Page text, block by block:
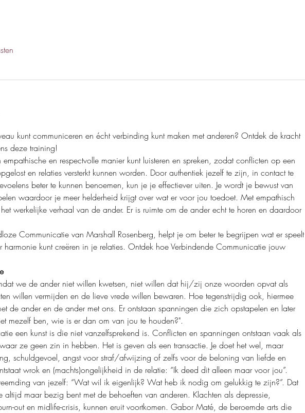
kunt communiceren en écht verbinding kunt maken met anderen? Ontdek de kracht
deze training!
en respectvolle manier kunt luisteren en spreken, zodat conflicten op een
en relaties versterkt kunnen worden. Door authentiek jezelf te zijn, in contact te
beter te kunnen benoemen, kun je je effectiever uiten. Je wordt je bewust van
waardoor je meer helderheid krijgt over wat er voor jou toedoet. Met empathisch
werkelijke verhaal van de ander. Er is ruimte om de ander echt te horen en daardoor
Communicatie van Marshall Rosenberg, helpt je om beter te begrijpen wat er speelt
kunt creëren in je relaties. Ontdek hoe Verbindende Communicatie jouw
we de ander niet willen kwetsen, niet willen dat hij/zij onze woorden opvat als
willen vermijden en de lieve vrede willen bewaren. Hoe tegenstrijdig ook, hiermee
de ander en de ander met ons. Er ontstaan spanningen die zich opstapelen en later
mezelf ben, wie is er dan om van jou te houden?".
een kunst is die niet vanzelfsprekend is. Conflicten en spanningen ontstaan vaak als
ze geen zin in hebben. Het is geven als een transactie. Je doet het wel, maar
schuldgevoel, angst voor straf/afwijzing of zelfs voor de beloning van liefde en
wrok en (machts)ongelijkheid in de relatie: “Ik deed dit alleen maar voor jou”.
van jezelf: “Wat wil ik eigenlijk? Wat heb ik nodig om gelukkig te zijn?”. Dat
maar bezig bent met de behoeften van anderen. Klachten als depressie,
out en midlife-crisis, kunnen eruit voortkomen. Gabor Maté, de beroemde arts die